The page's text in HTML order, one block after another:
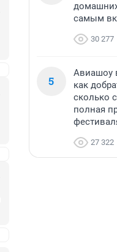
самым
30 277
5
Авиашоу
как
сколько
полная
27 322